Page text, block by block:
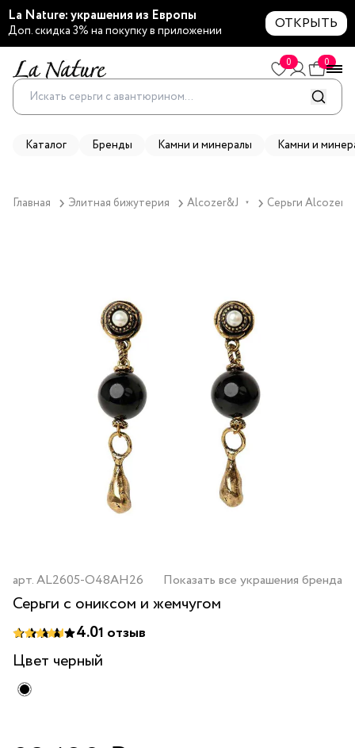
La Nature: украшения из Европы
Доп. скидка 3% на покупку в приложении ОТКРЫТЬ
0 0
Каталог Бренды Камни и минералы Камни и
Главная Элитная бижутерия Alcozer&J ▼ Серьги
арт.AL2605-O48AH26 Показать все украшения бренда
Серьги с ониксом и жемчугом
4.01 отзыв
Цвет черный